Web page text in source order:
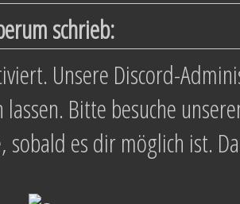
schrieb:
Unsere Discord-
lassen. Bitte besuche
sobald es dir möglich ist.